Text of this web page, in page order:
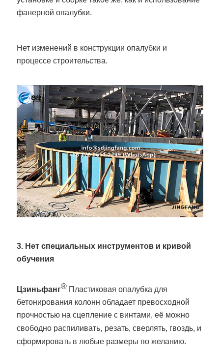
фанерной опалубки.
Нет изменений в конструкции опалубки и
процессе строительства.
3. Нет специальных инструментов и кривой
обучения
Цзиньфанг® Пластиковая опалубка для
бетонирования колонн обладает превосходной
прочностью на сцепление с винтами, её можно
свободно распиливать, резать, сверлять, гвоздь, и
сформировать в любые размеры по желанию.